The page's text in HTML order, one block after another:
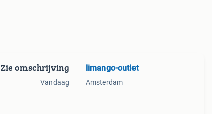
Zie omschrijving
Vandaag
limango-outlet
Amsterdam